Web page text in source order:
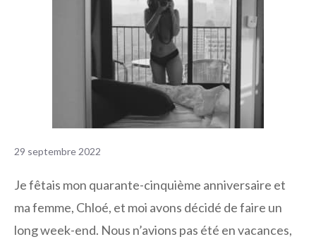
29 septembre 2022
Je fêtais mon quarante-cinquième anniversaire et
ma femme, Chloé, et moi avons décidé de faire un
long week-end. Nous n’avions pas été en vacances,